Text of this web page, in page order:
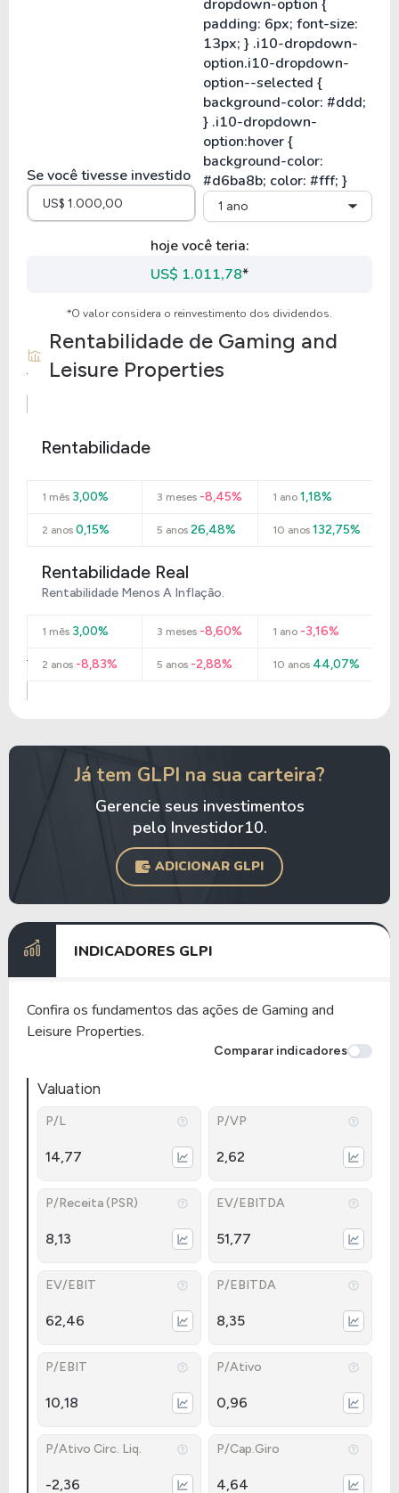
Se você tivesse investido
1 ano
hoje você teria:
US$ 1.011,78*
*O valor considera o reinvestimento dos dividendos.
Rentabilidade de Gaming and
Leisure Properties
Rentabilidade
1 mês 3,00% 3 meses -8,45% 1 ano1,18%
2 anos 0,15% 5 anos 26,48% 10 anos132,75%
Rentabilidade Real
Rentabilidade Menos A Inflação.
1 mês 3,00% 3 meses -8,60% 1 ano-3,16%
2 anos -8,83% 5 anos -2,88% 10 anos44,07%
Já tem GLPI na sua carteira?
Gerencie seus investimentos
pelo Investidor10.
ADICIONAR GLPI
INDICADORES GLPI
Confira os fundamentos das ações de Gaming and
Leisure Properties.
Comparar indicadores
Valuation
P/L
14,77
P/VP
2,62
P/Receita (PSR)
8,13
EV/EBITDA
51,77
EV/EBIT
62,46
P/EBITDA
8,35
P/EBIT
10,18
P/Ativo
0,96
P/Ativo Circ. Liq.
-2,36
P/Cap.Giro
4,64